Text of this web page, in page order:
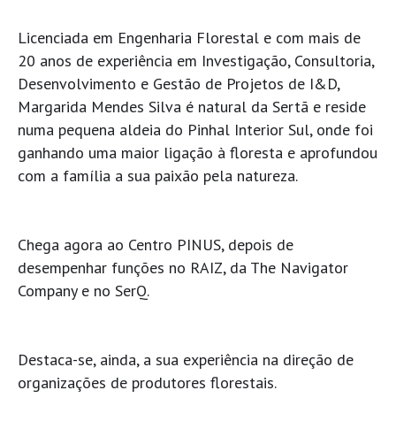
Licenciada em Engenharia Florestal e com mais de
20 anos de experiência em Investigação, Consultoria,
Desenvolvimento e Gestão de Projetos de I&D,
Margarida Mendes Silva é natural da Sertã e reside
numa pequena aldeia do Pinhal Interior Sul, onde foi
ganhando uma maior ligação à floresta e aprofundou
com a família a sua paixão pela natureza.
Chega agora ao Centro PINUS, depois de
desempenhar funções no RAIZ, da The Navigator
Company e no SerQ.
Destaca-se, ainda, a sua experiência na direção de
organizações de produtores florestais.